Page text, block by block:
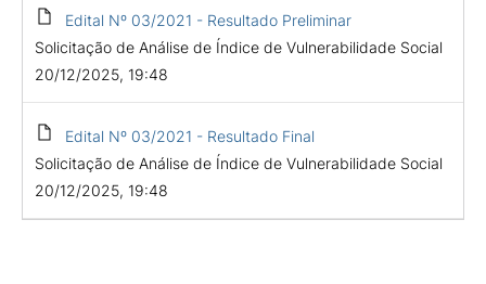
Edital Nº 03/2021 - Resultado Preliminar
Solicitação de Análise de Índice de Vulnerabilidade Social
20/12/2025, 19:48
Edital Nº 03/2021 - Resultado Final
Solicitação de Análise de Índice de Vulnerabilidade Social
20/12/2025, 19:48